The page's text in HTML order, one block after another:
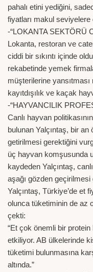
pahalı etini yediğini,
fiyatları makul
-“LOKANTA SEKTÖRÜ
Lokanta, restoran ve
ciddi bir sıkıntı içinde
rekabetinde yemek
müşterilerine
kayıtdışılık ve kaçak
-“HAYVANCILIK
Canlı hayvan
bulunan Yalçıntaş, bir an
getirilmesi gerektiğini
üç hayvan komşusunda
kaydeden Yalçıntaş,
aşağı gözden geçirilmesi
Yalçıntaş, Türkiye’de et
olunca tüketiminin de az
çekti:
“Et çok önemli bir protein
etkiliyor. AB ülkelerinde
tüketimi bulunmasına
altında.”